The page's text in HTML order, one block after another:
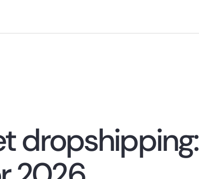
dropshipping: